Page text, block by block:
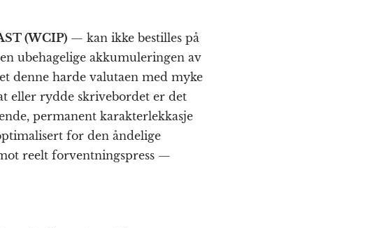
(WCIP) — kan ikke bestilles på
ubehagelige akkumuleringen av
denne harde valutaen med myke
eller rydde skrivebordet er det
permanent karakterlekkasje
for den åndelige
reelt forventningspress —